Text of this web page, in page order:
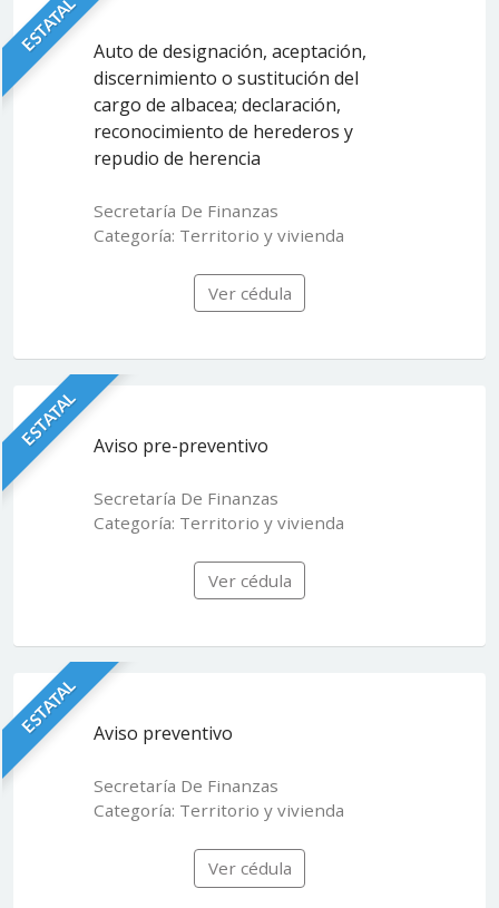
ESTATAL Auto de designación, aceptación,
discernimiento o sustitución del
cargo de albacea; declaración,
reconocimiento de herederos y
repudio de herencia
Secretaría De Finanzas
Categoría: Territorio y vivienda
Ver cédula
ESTATAL Aviso pre-preventivo
Secretaría De Finanzas
Categoría: Territorio y vivienda
Ver cédula
ESTATAL Aviso preventivo
Secretaría De Finanzas
Categoría: Territorio y vivienda
Ver cédula